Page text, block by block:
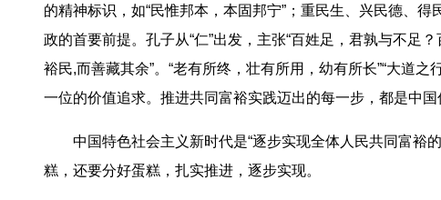
的精神标识，如“民惟邦本，本固邦宁”；重民生、兴民德、
政的首要前提。孔子从“仁”出发，主张“百姓足，君孰与不足
裕民,而善藏其余”。“老有所终，壮有所用，幼有所长”“大道
一位的价值追求。推进共同富裕实践迈出的每一步，都是中
中国特色社会主义新时代是“逐步实现全体人民共同富裕
糕，还要分好蛋糕，扎实推进，逐步实现。